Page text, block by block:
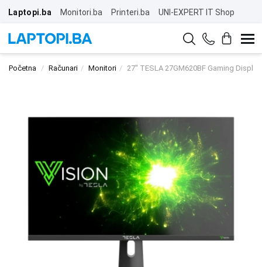
Laptopi.ba Monitori.ba Printeri.ba UNI-EXPERT IT Shop
Početna Računari Monitori 27" TESLA 27GM620BF Gaming Display